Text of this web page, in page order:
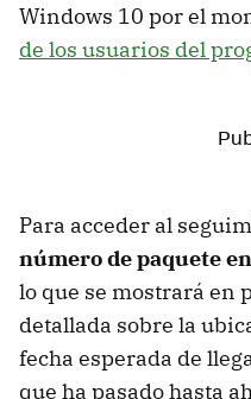
Windows 10 por el
de los usuarios del
Para acceder al
número de paquete
lo que se mostrará en
detallada sobre la
fecha esperada de
que ha pasado hasta